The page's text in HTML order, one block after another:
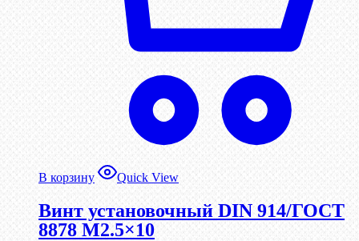
В корзину Quick View
Винт установочный DIN 914/ГОСТ
8878 M2.5×10